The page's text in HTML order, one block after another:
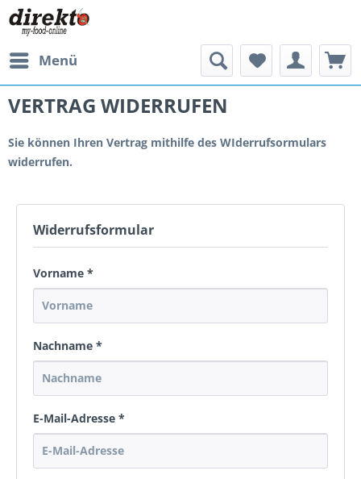
Menü
VERTRAG WIDERRUFEN
Sie können Ihren Vertrag mithilfe des WIderrufsormulars
widerrufen.
Widerrufsformular
Vorname *
Nachname *
E-Mail-Adresse *